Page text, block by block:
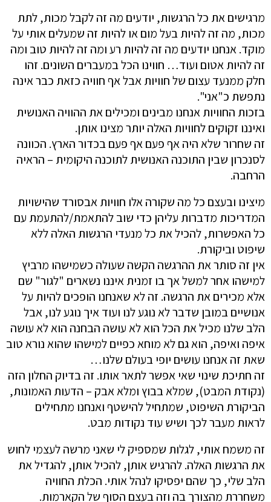
מרגישים את כל הרגשות, יודעים מה זה לקבל מכות, לתת
מכות, מה זה להיות בעל מום או להיות זה שמעלים אותי על
מוקד. אנחנו יודעים מה זה להיות רע ומה זה להיות טוב ומה
זה להיות אטום ועוד… חווינו הכל במעברים השונים. זהו
חלק ממנעד עצום של חוויות אבל אף חוויה כזאת כבר אינה
נתפשת כ"אני".
בזכות החוויות אנחנו מבינים ומכילים את ההוויה האנושית
ואיננו זקוקים לחוויות האלה יותר מצינו אותן.
זה שחרור שלא היה אף פעם אף פעם בכדור הארץ. הכוונה
לסנכרון שבין התוכנה האנושית לתוכנה היקומית – הראיה
הרחבה.
מיצינו ובעצם כל מה שקורה אלו חוויות אבסורד שהישויות
המדריכות מדברות עליהן כדי שוב להתאמת/להתעמת עם
כל האפשרות, להכיל את כל מנעדי הרגשות האלה ללא
שיפוט וביקורת.
אין זה סותר את ההרגשה הקשה שעולה כשמישהו מרביץ
למישהו אחר למשל אך בו זמנית איננו נשארים "לגור" שם
אלא מכירים את הרגשה. זה לא שאנחנו הופכים להיות על
אנושיים במובן שדבר לא נוגע לנו ועוד איך נוגע לנו, אבל
הלב שלנו מכיל את הכל הוא לא עושה הבחנה הוא לא עושה
איפה ואיפה, הוא גם לא מוחא כפיים למישהו שהוא נורא טוב
שאת זה אנחנו עושים יופי בעולם שלנו…
זה חתיכת שינוי שאי אפשר לתאר אותו. זה בדיוק החלון הזה
(נקודת המבט), שמלא בבוץ ומלא אבק – הדעות האמונות,
הביקורת השיפוט, שמתחיל להישטף ואנחנו מתחילים
לראות מעבר לכך ושיש עוד נקודות מבט.
זה משמח אותי, לגלות שמספיק לי שאני מרשה לעצמי לחוש
את הרגשות האלה. להרגיש אותן, להכיל אותן, להגדיל את
הלב שלי, כך שהם יפסיקו לנהל אותי. הכלת החוויה
משחררת מהצורך בה וזה בעצם הסוף של הקארמות.